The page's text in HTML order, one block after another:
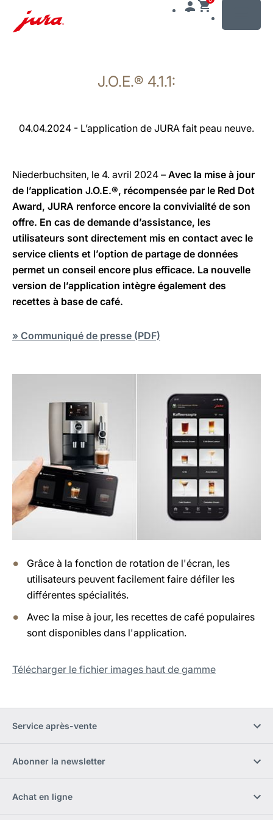
recherche
J.O.E.® 4.1.1:
04.04.2024 - L’application de JURA fait peau neuve.
Niederbuchsiten, le 4. avril 2024 – Avec la mise à jour
de l’application J.O.E.®, récompensée par le Red Dot
Award, JURA renforce encore la convivialité de son
offre. En cas de demande d’assistance, les
utilisateurs sont directement mis en contact avec le
service clients et l’option de partage de données
permet un conseil encore plus efficace. La nouvelle
version de l’application intègre également des
recettes à base de café.
» Communiqué de presse (PDF)
Grâce à la fonction de rotation de l'écran, les
utilisateurs peuvent facilement faire défiler les
différentes spécialités.
Avec la mise à jour, les recettes de café populaires
sont disponibles dans l'application.
Télécharger le fichier images haut de gamme
Service après-vente
Abonner la newsletter
Achat en ligne